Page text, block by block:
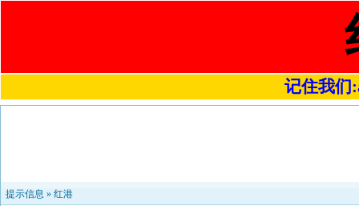
记住我们
提示信息 » 红港